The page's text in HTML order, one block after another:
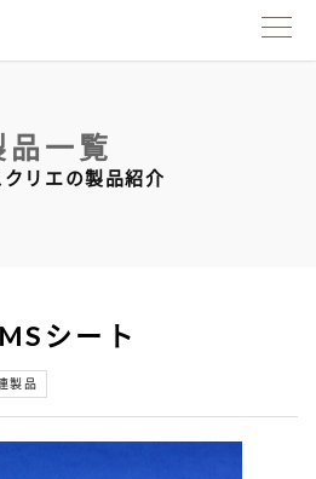
品一覧
リエの製品紹介
シート
製品